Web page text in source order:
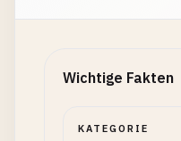
Wichtige Fakten
KATEGORIE